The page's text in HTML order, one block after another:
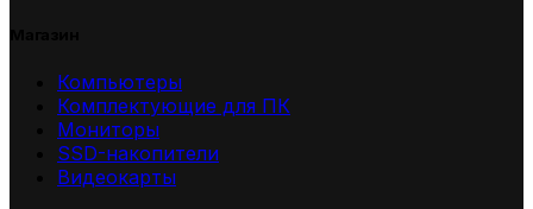
Компьютеры
Комплектующие для ПК
Мониторы
SSD-накопители
Видеокарты